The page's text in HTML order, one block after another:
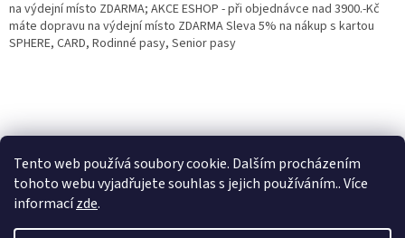
Tento web používá soubory cookie. Dalším procházením
tohoto webu vyjadřujete souhlas s jejich používáním.. Více
informacízde.
na výdejní místo ZDARMA; AKCE ESHOP - při objednávce nad 3900.-Kč
máte dopravu na výdejní místo ZDARMA Sleva 5% na nákup s kartou
SPHERE, CARD, Rodinné pasy, Senior pasy